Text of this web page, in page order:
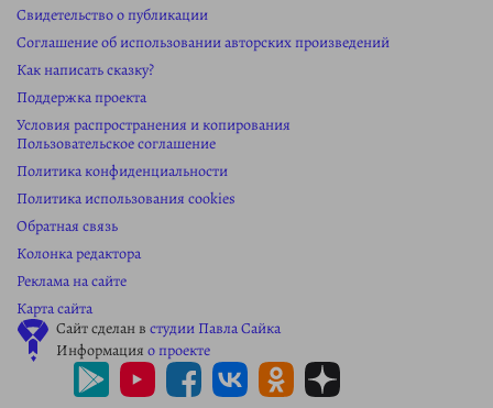
Свидетельство о публикации
Соглашение об использовании авторских произведений
Как написать сказку?
Поддержка проекта
Условия распространения и копирования
Пользовательское соглашение
Политика конфиденциальности
Политика использования cookies
Обратная связь
Колонка редактора
Реклама на сайте
Карта сайта
Сайт сделан в студии Павла Сайка
Информация о проекте